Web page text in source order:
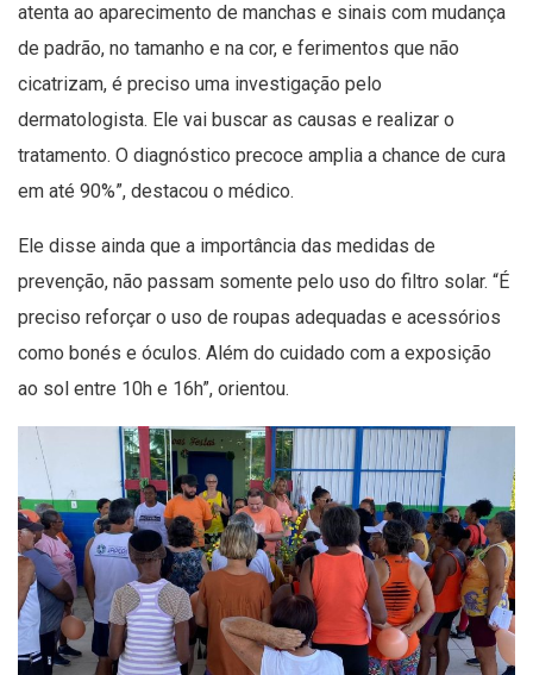
atenta ao aparecimento de manchas e sinais com mudança
de padrão, no tamanho e na cor, e ferimentos que não
cicatrizam, é preciso uma investigação pelo
dermatologista. Ele vai buscar as causas e realizar o
tratamento. O diagnóstico precoce amplia a chance de cura
em até 90%”, destacou o médico.
Ele disse ainda que a importância das medidas de
prevenção, não passam somente pelo uso do filtro solar. “É
preciso reforçar o uso de roupas adequadas e acessórios
como bonés e óculos. Além do cuidado com a exposição
ao sol entre 10h e 16h”, orientou.